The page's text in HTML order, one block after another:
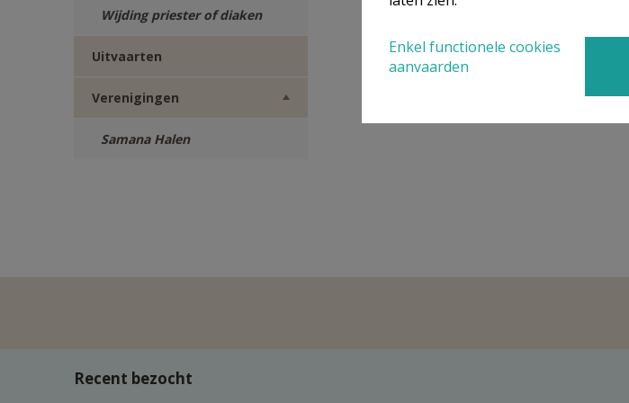
Wijding priester of diaken
Uitvaarten
Verenigingen
Samana Halen
Recent bezocht
Enkel functionele cookies
aanvaarden